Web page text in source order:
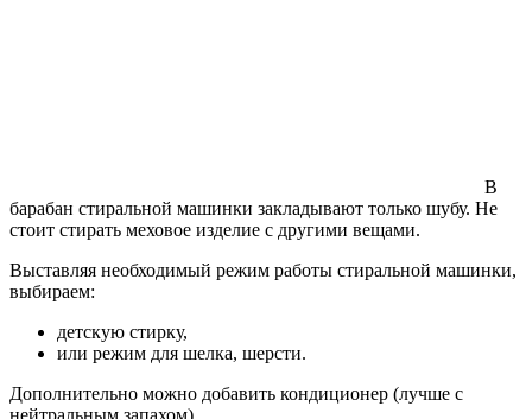
В
барабан стиральной машинки закладывают только шубу. Не
стоит стирать меховое изделие с другими вещами.
Выставляя необходимый режим работы стиральной машинки,
выбираем:
детскую стирку,
или режим для шелка, шерсти.
Дополнительно можно добавить кондиционер (лучше с